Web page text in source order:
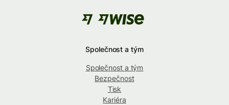
Společnost a tým
Společnost a tým
Bezpečnost
Tisk
Kariéra